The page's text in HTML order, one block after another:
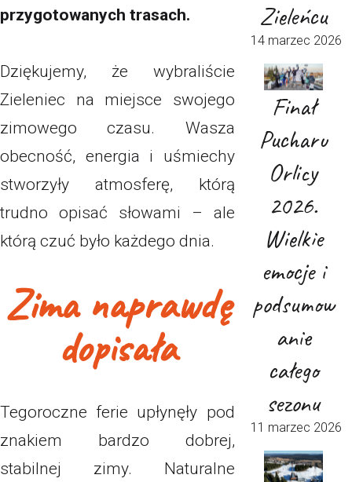
przygotowanych trasach.
Dziękujemy, że wybraliście
Zieleniec na miejsce swojego
zimowego czasu. Wasza
obecność, energia i uśmiechy
stworzyły atmosferę, którą
trudno opisać słowami – ale
którą czuć było każdego dnia.
Zima naprawdę
dopisała
Tegoroczne ferie upłynęły pod
znakiem bardzo dobrej,
stabilnej zimy. Naturalne
Zieleńcu
14 marzec 2026
Finał
Pucharu
Orlicy
2026.
Wielkie
emocje i
podsumow
anie
całego
sezonu
11 marzec 2026